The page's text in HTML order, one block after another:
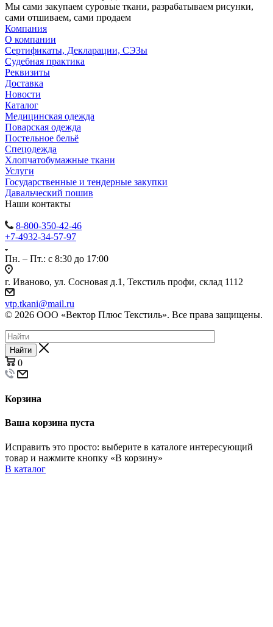
Мы сами закупаем суровые ткани, разрабатываем рисунки,
сами отшиваем, сами продаем
Компания
О компании
Сертификаты, Декларации, СЭЗы
Судебная практика
Реквизиты
Доставка
Новости
Каталог
Медицинская одежда
Поварская одежда
Постельное бельё
Спецодежда
Хлопчатобумажные ткани
Услуги
Государственные и тендерные закупки
Давальческий пошив
Наши контакты
8-800-350-42-46
+7-4932-34-57-97
Пн. – Пт.: с 8:30 до 17:00
г. Иваново, ул. Сосновая д.1, Текстиль профи, склад 1112
vtp.tkani@mail.ru
© 2026 ООО «Вектор Плюс Текстиль». Все права защищены.
Найти
0
Корзина
Ваша корзина пуста
Исправить это просто: выберите в каталоге интересующий
товар и нажмите кнопку «В корзину»
В каталог